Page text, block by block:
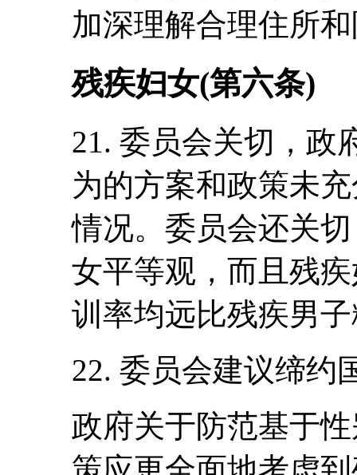
加深理解合理住所
残疾妇女(第六条)
21. 委员会关切，政
为的方案和政策未
情况。委员会还关
女平等观，而且残
训率均远比残疾男
22. 委员会建议缔约
政府关于防范基于